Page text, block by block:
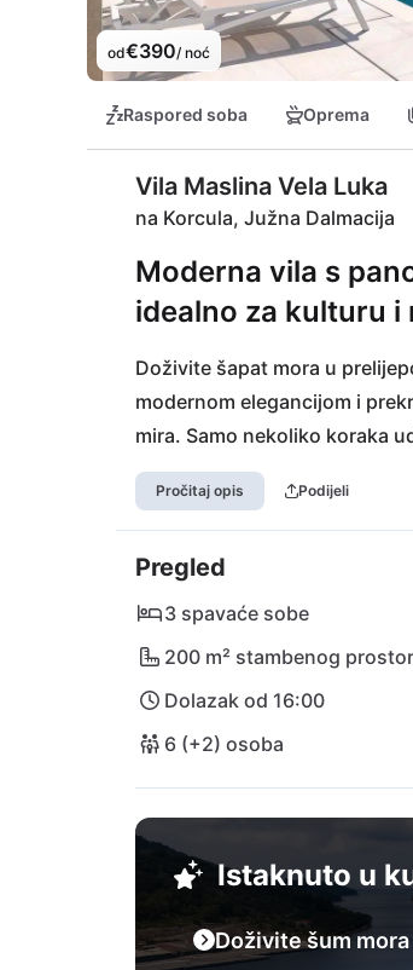
od€390/ noć
Raspored soba Oprema
Vila Maslina Vela Luka
na Korcula, Južna Dalmacija
Moderna vila s
idealno za kulturu i
Doživite šapat mora u
modernom elegancijom i
mira. Samo nekoliko koraka
nekoliko minuta hoda
Velu Luku s njezinom
Parka prirode Lastovo u
uz more ili kulturnom
mediteranskim suncem
Pročitaj opis Podijeli
Pregled
3 spavaće sobe
200 m² stambenog
Dolazak od 16:00
6 (+2) osoba
Istaknuto u
Doživite šum mora